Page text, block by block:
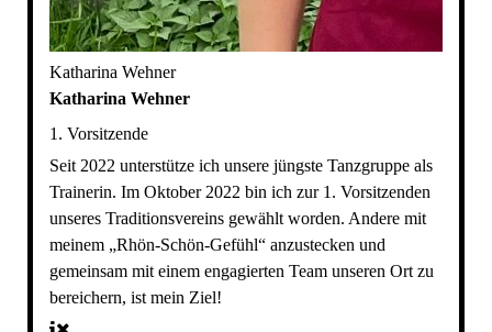
Katharina Wehner
Katharina Wehner
1. Vorsitzende
Seit 2022 unterstütze ich unsere jüngste Tanzgruppe als
Trainerin. Im Oktober 2022 bin ich zur 1. Vorsitzenden
unseres Traditionsvereins gewählt worden. Andere mit
meinem „Rhön-Schön-Gefühl“ anzustecken und
gemeinsam mit einem engagierten Team unseren Ort zu
bereichern, ist mein Ziel!